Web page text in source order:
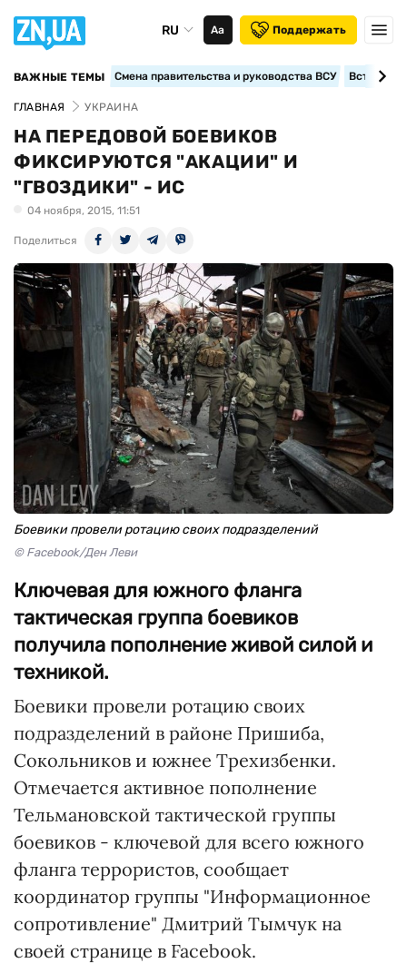
RU Аа Поддержать
ВАЖНЫЕ ТЕМЫ Смена правительства и руководства ВСУ
ГЛАВНАЯ УКРАИНА
НА ПЕРЕДОВОЙ БОЕВИКОВ
ФИКСИРУЮТСЯ "АКАЦИИ" И
"ГВОЗДИКИ" - ИС
04 ноября, 2015, 11:51
Поделиться
Боевики провели ротацию своих подразделений
© Facebook/Ден Леви
Ключевая для южного фланга
тактическая группа боевиков
получила пополнение живой силой и
техникой.
Боевики провели ротацию своих
подразделений в районе Пришиба,
Сокольников и южнее Трехизбенки.
Отмечается активное пополнение
Тельмановской тактической группы
боевиков - ключевой для всего южного
фланга террористов, сообщает
координатор группы "Информационное
сопротивление" Дмитрий Тымчук на
своей странице в Facebook.